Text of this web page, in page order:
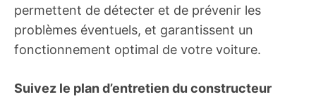
permettent de détecter et de prévenir les
problèmes éventuels, et garantissent un
fonctionnement optimal de votre voiture.
Suivez le plan d’entretien du constructeur